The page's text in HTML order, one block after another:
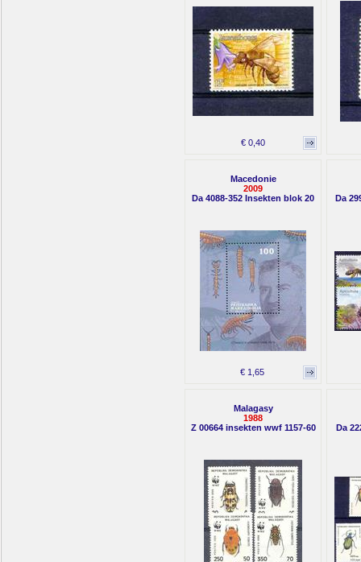
€ 0,40
Macedonie
2009
Da 4088-352 Insekten blok 20
€ 1,65
Da
Malagasy
1988
Z 00664 insekten wwf 1157-60
Da